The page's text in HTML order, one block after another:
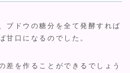
ブドウの糖分を全て発酵すれば
甘口になるのでした。
差を作ることができるでしょう